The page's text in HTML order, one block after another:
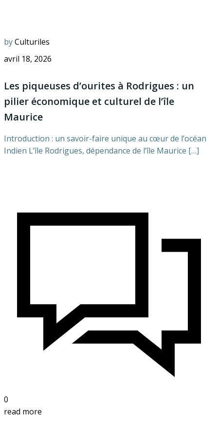
byCulturiles
avril 18, 2026
Les piqueuses d’ourites à Rodrigues : un
pilier économique et culturel de l’île
Maurice
Introduction : un savoir-faire unique au cœur de l’océan
Indien L’île Rodrigues, dépendance de l’île Maurice […]
0
read more